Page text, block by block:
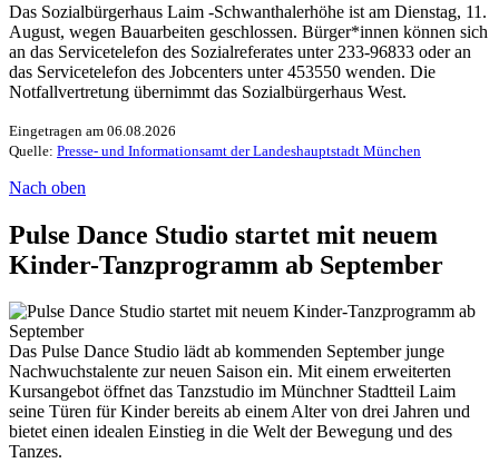
Das Sozialbürgerhaus Laim -Schwanthalerhöhe ist am Dienstag, 11.
August, wegen Bauarbeiten geschlossen. Bürger*innen können sich
an das Servicetelefon des Sozialreferates unter 233-96833 oder an
das Servicetelefon des Jobcenters unter 453550 wenden. Die
Notfallvertretung übernimmt das Sozialbürgerhaus West.
Eingetragen am 06.08.2026
Quelle: Presse- und Informationsamt der Landeshauptstadt München
Nach oben
Pulse Dance Studio startet mit neuem
Kinder-Tanzprogramm ab September
Das Pulse Dance Studio lädt ab kommenden September junge
Nachwuchstalente zur neuen Saison ein. Mit einem erweiterten
Kursangebot öffnet das Tanzstudio im Münchner Stadtteil Laim
seine Türen für Kinder bereits ab einem Alter von drei Jahren und
bietet einen idealen Einstieg in die Welt der Bewegung und des
Tanzes.